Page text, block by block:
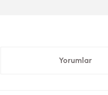
Yorumlar